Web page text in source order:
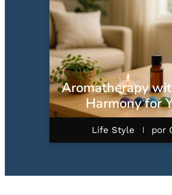
Aromatherapy
Harmony for
Life Style por